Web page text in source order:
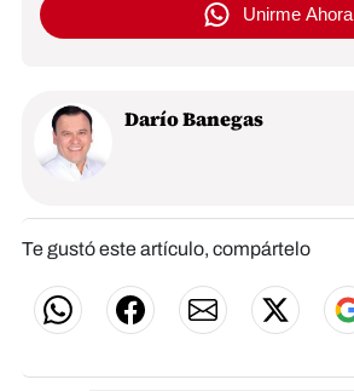
Unirme Ahora
Darío Banegas
Te gustó este artículo, compártelo